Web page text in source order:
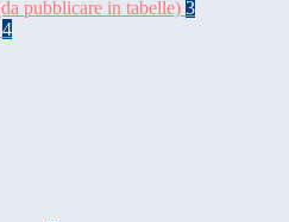
pubblicare in tabelle) 3
4